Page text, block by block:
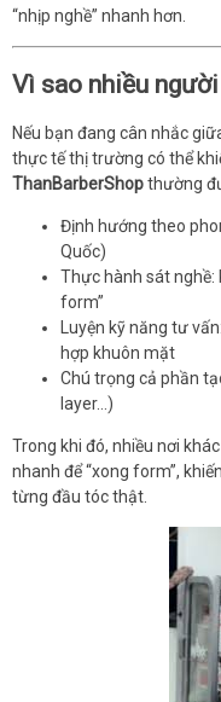
“nhịp nghề” nhanh hơn.
Vì sao nhiều
Nếu bạn đang cân nhắc
thực tế thị trường có thể
ThanBarberShopthường
Định hướng theo
Quốc)
Thực hành sát nghề:
form”
Luyện kỹ năng tư
hợp khuôn mặt
Chú trọng cả phần
layer…)
Trong khi đó, nhiều nơi
nhanh để “xong form”,
từng đầu tóc thật.